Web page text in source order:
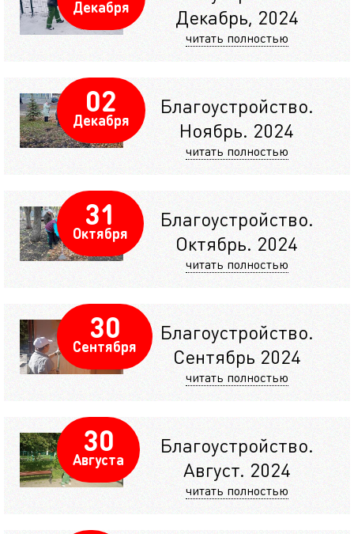
Декабря
Декабрь, 2024
читать полностью
02
Декабря
Благоустройство.
Ноябрь. 2024
читать полностью
31
Октября
Благоустройство.
Октябрь. 2024
читать полностью
30
Сентября
Благоустройство.
Сентябрь 2024
читать полностью
30
Августа
Благоустройство.
Август. 2024
читать полностью